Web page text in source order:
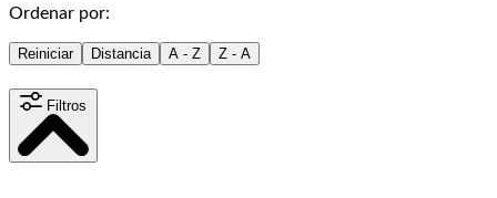
Ordenar por:
Reiniciar Distancia A - Z Z - A